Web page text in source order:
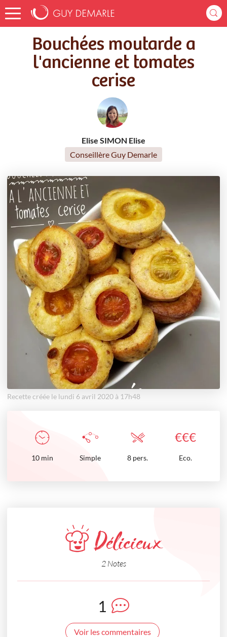
Accueil
Recettes
Bouchées moutarde a l'ancienne et tomates cerise
Bouchées moutarde a
l'ancienne et tomates
cerise
Elise SIMON Elise
Conseillère Guy Demarle
Recette créée le lundi 6 avril 2020 à 17h48
€€€
10 min Simple 8 pers. Eco.
Délicieux
2 Notes
1
Voir les commentaires